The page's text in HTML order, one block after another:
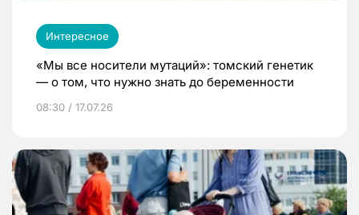
Интересное
«Мы все носители мутаций»: томский генетик
— о том, что нужно знать до беременности
08:30 / 17.07.26